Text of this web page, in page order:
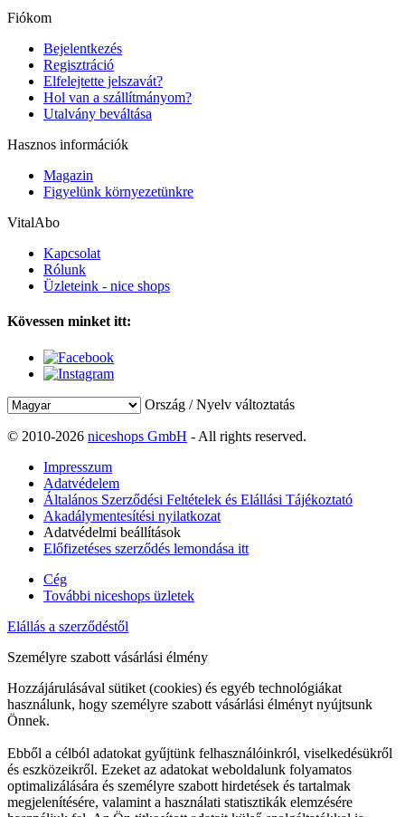
Fiókom
Bejelentkezés
Regisztráció
Elfelejtette jelszavát?
Hol van a szállítmányom?
Utalvány beváltása
Hasznos információk
Magazin
Figyelünk környezetünkre
VitalAbo
Kapcsolat
Rólunk
Üzleteink - nice shops
Kövessen minket itt:
Ország / Nyelv változtatás
© 2010-2026 niceshops GmbH - All rights reserved.
Impresszum
Adatvédelem
Általános Szerződési Feltételek és Elállási Tájékoztató
Akadálymentesítési nyilatkozat
Adatvédelmi beállítások
Előfizetéses szerződés lemondása itt
Cég
További niceshops üzletek
Elállás a szerződéstől
Személyre szabott vásárlási élmény
Hozzájárulásával sütiket (cookies) és egyéb technológiákat
használunk, hogy személyre szabott vásárlási élményt nyújtsunk
Önnek.
Ebből a célból adatokat gyűjtünk felhasználóinkról, viselkedésükről
és eszközeikről. Ezeket az adatokat weboldalunk folyamatos
optimalizálására és személyre szabott hirdetések és tartalmak
megjelenítésére, valamint a használati statisztikák elemzésére